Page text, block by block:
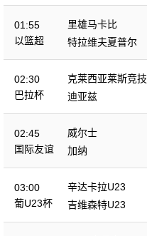
01:55
以篮超
里雄马卡比
特拉维夫夏普尔
02:30
巴拉杯
克莱西亚莱斯竞技
迪亚兹
02:45
国际友谊
威尔士
加纳
03:00
葡U23杯
辛达卡拉U23
吉维森特U23